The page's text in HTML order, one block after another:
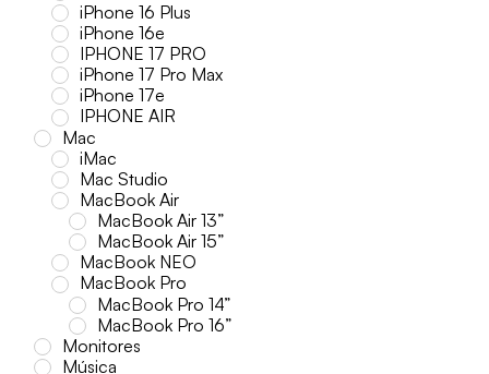
iPhone 16 Plus
iPhone 16e
IPHONE 17 PRO
iPhone 17 Pro Max
iPhone 17e
IPHONE AIR
Mac
iMac
Mac Studio
MacBook Air
MacBook Air 13”
MacBook Air 15”
MacBook NEO
MacBook Pro
MacBook Pro 14”
MacBook Pro 16”
Monitores
Música